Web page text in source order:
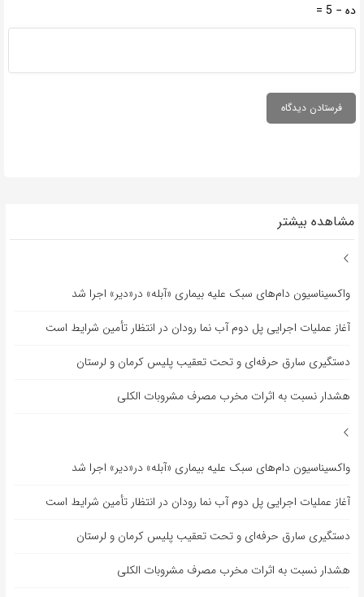
ده − 5 =
مشاهده بیشتر
واکسیناسیون دام‌های سبک علیه بیماری «آبله» در«دیر» اجرا شد
آغاز عملیات اجرایی پل دوم آب نما رودان در انتظار تأمین شرایط است
دستگیری سارق حرفه‌ای و تحت تعقیب پلیس کرمان و لرستان
هشدار نسبت به اثرات مخرب مصرف مشروبات الکلی
واکسیناسیون دام‌های سبک علیه بیماری «آبله» در«دیر» اجرا شد
آغاز عملیات اجرایی پل دوم آب نما رودان در انتظار تأمین شرایط است
دستگیری سارق حرفه‌ای و تحت تعقیب پلیس کرمان و لرستان
هشدار نسبت به اثرات مخرب مصرف مشروبات الکلی